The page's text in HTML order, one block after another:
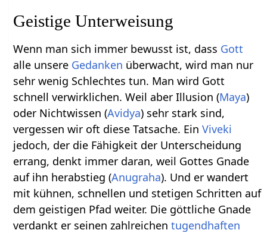
Geistige Unterweisung
Wenn man sich immer bewusst ist, dass Gott
alle unsere Gedanken überwacht, wird man nur
sehr wenig Schlechtes tun. Man wird Gott
schnell verwirklichen. Weil aber Illusion (Maya)
oder Nichtwissen (Avidya) sehr stark sind,
vergessen wir oft diese Tatsache. EinViveki
jedoch, der die Fähigkeit der Unterscheidung
errang, denkt immer daran, weil Gottes Gnade
auf ihn herabstieg (Anugraha). Und er wandert
mit kühnen, schnellen und stetigen Schritten auf
dem geistigen Pfad weiter. Die göttliche Gnade
verdankt er seinen zahlreichentugendhaften